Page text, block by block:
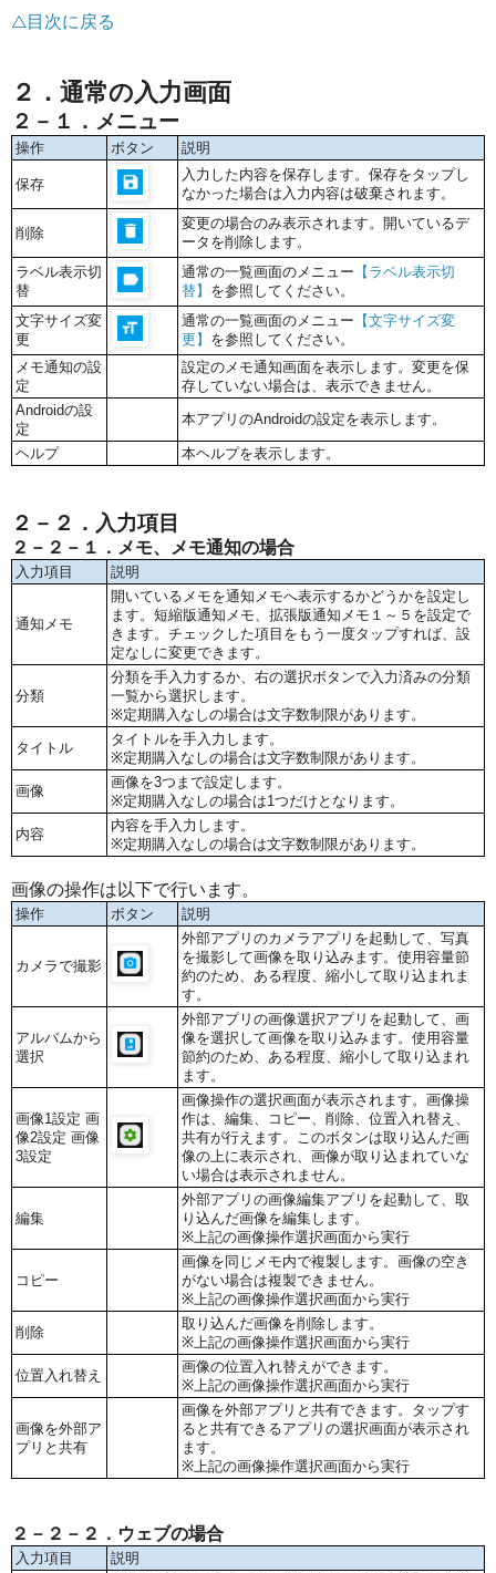
△目次に戻る
２．通常の入力画面
２－１．メニュー
操作 ボタン 説明
保存
入力した内容を保存します。保存をタップし
なかった場合は入力内容は破棄されます。
削除
変更の場合のみ表示されます。開いているデ
ータを削除します。
ラベル表示切
替
通常の一覧画面のメニュー 【ラベル表示切
替】 を参照してください。
文字サイズ変
更
通常の一覧画面のメニュー 【文字サイズ変
更】 を参照してください。
メモ通知の設
定
設定のメモ通知画面を表示します。変更を保
存していない場合は、表示できません。
Androidの設
定
本アプリのAndroidの設定を表示します。
ヘルプ 本ヘルプを表示します。
２－２．入力項目
２－２－１．メモ、メモ通知の場合
入力項目 説明
通知メモ
開いているメモを通知メモへ表示するかどうかを設定し
ます。短縮版通知メモ、拡張版通知メモ１～５を設定で
きます。チェックした項目をもう一度タップすれば、設
定なしに変更できます。
分類
分類を手入力するか、右の選択ボタンで入力済みの分類
一覧から選択します。
※定期購入なしの場合は文字数制限があります。
タイトル
タイトルを手入力します。
※定期購入なしの場合は文字数制限があります。
画像
画像を3つまで設定します。
※定期購入なしの場合は1つだけとなります。
内容
内容を手入力します。
※定期購入なしの場合は文字数制限があります。
画像の操作は以下で行います。
操作 ボタン 説明
カメラで撮影
外部アプリのカメラアプリを起動して、写真
を撮影して画像を取り込みます。使用容量節
約のため、ある程度、縮小して取り込まれま
す。
アルバムから
選択
外部アプリの画像選択アプリを起動して、画
像を選択して画像を取り込みます。使用容量
節約のため、ある程度、縮小して取り込まれ
ます。
画像1設定 画
像2設定 画像
3設定
画像操作の選択画面が表示されます。画像操
作は、編集、コピー、削除、位置入れ替え、
共有が行えます。このボタンは取り込んだ画
像の上に表示され、画像が取り込まれていな
い場合は表示されません。
編集
外部アプリの画像編集アプリを起動して、取
り込んだ画像を編集します。
※上記の画像操作選択画面から実行
コピー
画像を同じメモ内で複製します。画像の空き
がない場合は複製できません。
※上記の画像操作選択画面から実行
削除
取り込んだ画像を削除します。
※上記の画像操作選択画面から実行
位置入れ替え
画像の位置入れ替えができます。
※上記の画像操作選択画面から実行
画像を外部ア
プリと共有
画像を外部アプリと共有できます。タップす
ると共有できるアプリの選択画面が表示され
ます。
※上記の画像操作選択画面から実行
２－２－２．ウェブの場合
入力項目 説明